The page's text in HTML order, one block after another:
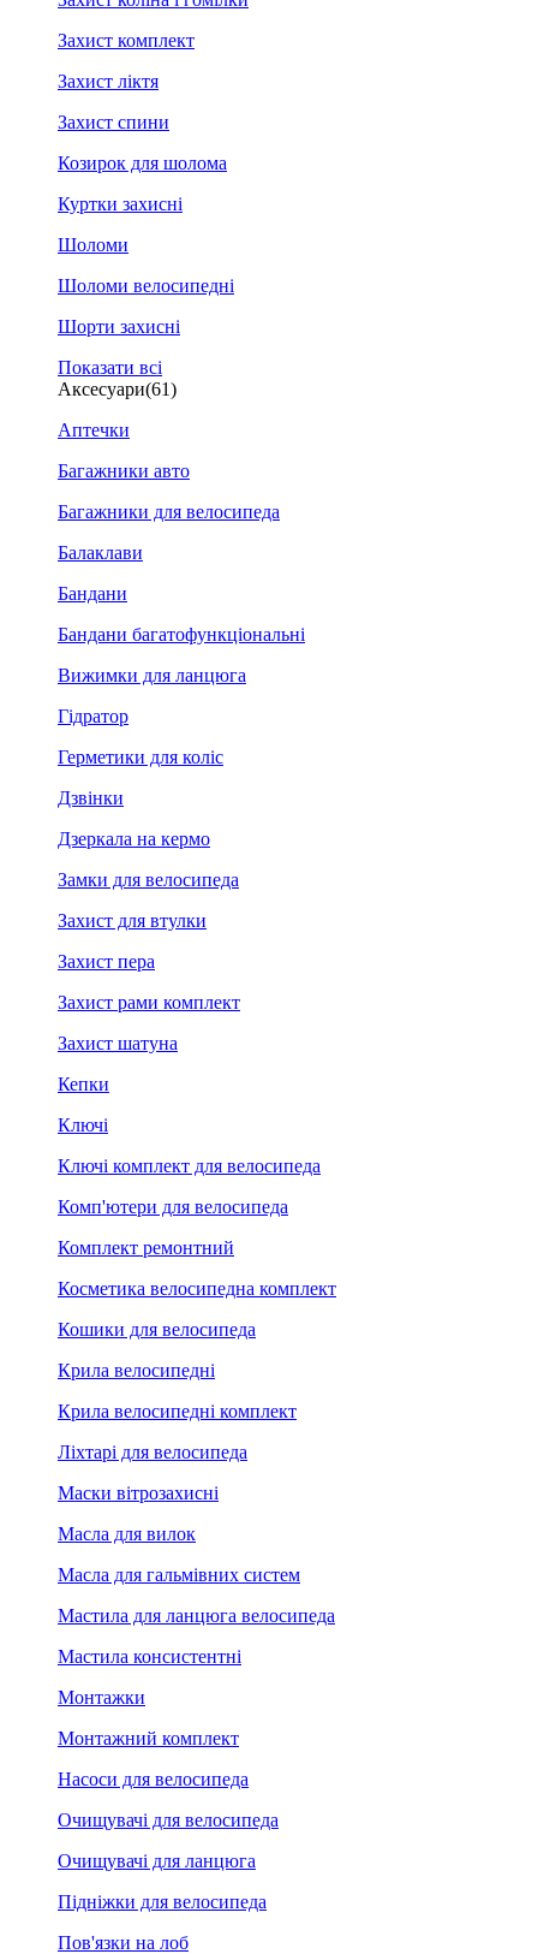
Захист комплект
Захист ліктя
Захист спини
Козирок для шолома
Куртки захисні
Шоломи
Шоломи велосипедні
Шорти захисні
Показати всі
Аксесуари(61)
Аптечки
Багажники авто
Багажники для велосипеда
Балаклави
Бандани
Бандани багатофункціональні
Вижимки для ланцюга
Гідратор
Герметики для коліс
Дзвінки
Дзеркала на кермо
Замки для велосипеда
Захист для втулки
Захист пера
Захист рами комплект
Захист шатуна
Кепки
Ключі
Ключі комплект для велосипеда
Комп'ютери для велосипеда
Комплект ремонтний
Косметика велосипедна комплект
Кошики для велосипеда
Крила велосипедні
Крила велосипедні комплект
Ліхтарі для велосипеда
Маски вітрозахисні
Масла для вилок
Масла для гальмівних систем
Мастила для ланцюга велосипеда
Мастила консистентні
Монтажки
Монтажний комплект
Насоси для велосипеда
Очищувачі для велосипеда
Очищувачі для ланцюга
Підніжки для велосипеда
Пов'язки на лоб